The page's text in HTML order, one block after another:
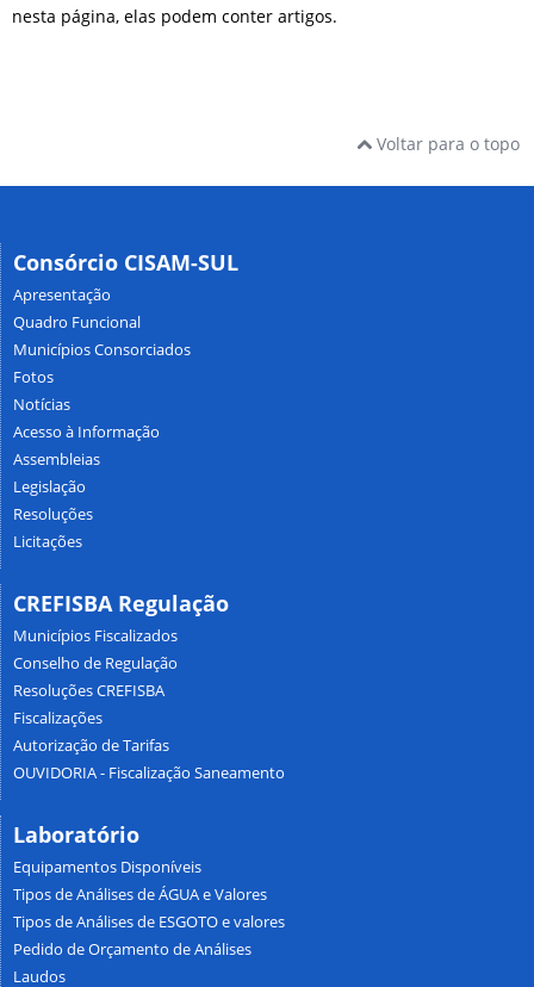
nesta página, elas podem conter artigos.
Voltar para o topo
Consórcio CISAM-SUL
Apresentação
Quadro Funcional
Municípios Consorciados
Fotos
Notícias
Acesso à Informação
Assembleias
Legislação
Resoluções
Licitações
CREFISBA Regulação
Municípios Fiscalizados
Conselho de Regulação
Resoluções CREFISBA
Fiscalizações
Autorização de Tarifas
OUVIDORIA - Fiscalização Saneamento
Laboratório
Equipamentos Disponíveis
Tipos de Análises de ÁGUA e Valores
Tipos de Análises de ESGOTO e valores
Pedido de Orçamento de Análises
Laudos